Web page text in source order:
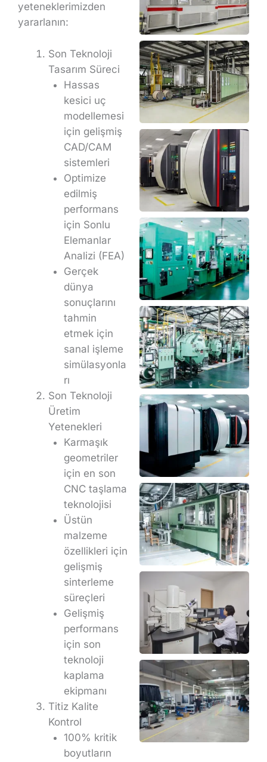
yeteneklerimizden
yararlanın:
Son Teknoloji
Tasarım Süreci
Hassas
kesici uç
modellemesi
için gelişmiş
CAD/CAM
sistemleri
Optimize
edilmiş
performans
için Sonlu
Elemanlar
Analizi (FEA)
Gerçek
dünya
sonuçlarını
tahmin
etmek için
sanal işleme
simülasyonla
rı
Son Teknoloji
Üretim
Yetenekleri
Karmaşık
geometriler
için en son
CNC taşlama
teknolojisi
Üstün
malzeme
özellikleri için
gelişmiş
sinterleme
süreçleri
Gelişmiş
performans
için son
teknoloji
kaplama
ekipmanı
Titiz Kalite
Kontrol
100% kritik
boyutların